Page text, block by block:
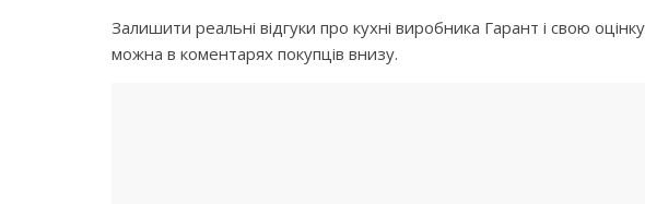
Залишити реальні відгуки про кухні виробника Гарант і свою оцінку
можна в коментарях покупців внизу.